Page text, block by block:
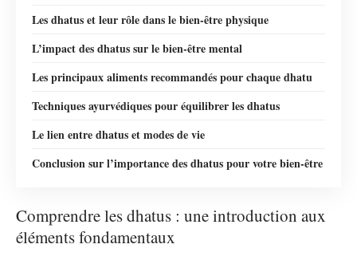
Les dhatus et leur rôle dans le bien-être physique
L’impact des dhatus sur le bien-être mental
Les principaux aliments recommandés pour chaque dhatu
Techniques ayurvédiques pour équilibrer les dhatus
Le lien entre dhatus et modes de vie
Conclusion sur l’importance des dhatus pour votre bien-être
Comprendre les dhatus : une introduction aux
éléments fondamentaux